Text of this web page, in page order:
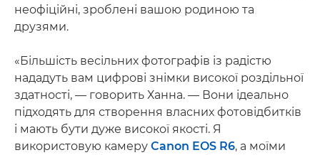
неофіційні, зроблені вашою родиною та
друзями.
«Більшість весільних фотографів із радістю
нададуть вам цифрові знімки високої роздільної
здатності, — говорить Ханна. — Вони ідеально
підходять для створення власних фотовідбитків
і мають бути дуже високої якості. Я
використовую камеру Canon EOS R6, а моїми